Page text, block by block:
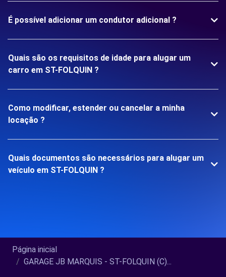
É possível adicionar um condutor adicional ?
Quais são os requisitos de idade para alugar um
carro em ST-FOLQUIN ?
Como modificar, estender ou cancelar a minha
locação ?
Quais documentos são necessários para alugar um
veículo em ST-FOLQUIN ?
Página inicial
GARAGE JB MARQUIS - ST-FOLQUIN (C)...